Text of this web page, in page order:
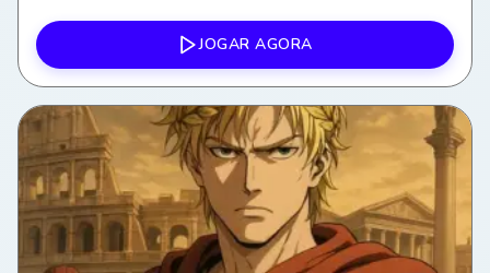
Utilizar o português em situações reais de convivência
escolar. • Desenvolver autonomia para comunicar
necessidades dentro da escola. • Utilizar tecnologias
digitais como ferramenta de aprendizagem.
JOGAR AGORA